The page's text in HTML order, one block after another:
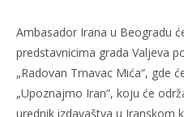
Ambasador Irana u Beogradu
predstavnicima grada Valjeva
„Radovan Trnavac Mića“, gde
„Upoznajmo Iran“, koju će
urednik izdavaštva u Iranskom